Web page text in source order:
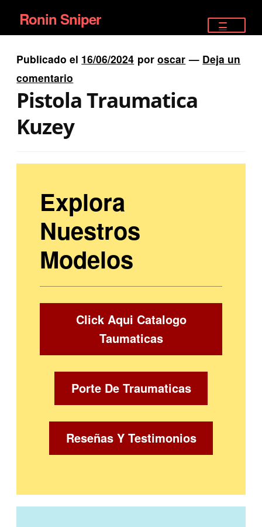
Ir
a
la
navegación
Ir
al
contenido
Ronin Sniper
PISTOLAS
RIFLES DEPORTIVOS
Publicado el 16/06/2024 poroscar — Deja un
comentario
Pistola Traumatica
Kuzey
Explora
Nuestros
Modelos
Click Aqui Catalogo
Taumaticas
Porte De Traumaticas
Reseñas Y Testimonios